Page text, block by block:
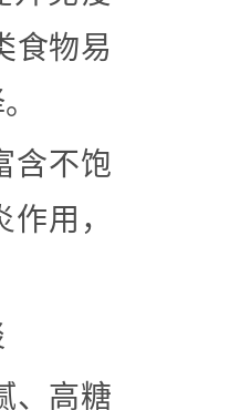
食物易
含不饱
用，
、高糖